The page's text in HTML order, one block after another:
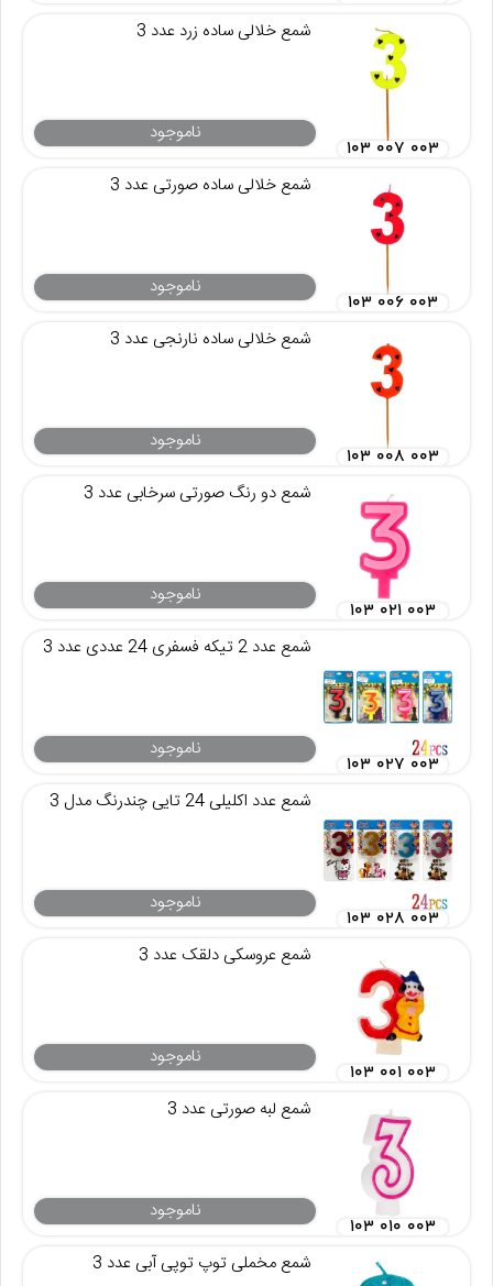
شمع خلالی ساده زرد عدد 3
ناموجود
۱۰۳ ۰۰۷ ۰۰۳
شمع خلالی ساده صورتی عدد 3
ناموجود
۱۰۳ ۰۰۶ ۰۰۳
شمع خلالی ساده نارنجی عدد 3
ناموجود
۱۰۳ ۰۰۸ ۰۰۳
شمع دو رنگ صورتی سرخابی عدد 3
ناموجود
۱۰۳ ۰۲۱ ۰۰۳
شمع عدد 2 تیکه فسفری 24 عددی عدد 3
ناموجود
۱۰۳ ۰۲۷ ۰۰۳
شمع عدد اکلیلی 24 تایی چندرنگ مدل 3
ناموجود
۱۰۳ ۰۲۸ ۰۰۳
شمع عروسکی دلقک عدد 3
ناموجود
۱۰۳ ۰۰۱ ۰۰۳
شمع لبه صورتی عدد 3
ناموجود
۱۰۳ ۰۱۰ ۰۰۳
شمع مخملی توپ توپی آبی عدد 3